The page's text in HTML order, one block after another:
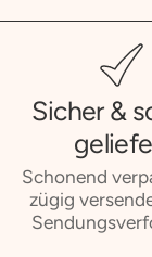
Sicher &
Schonend
zügig